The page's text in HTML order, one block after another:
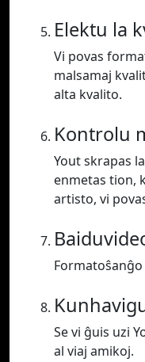
Elektu la
Vi povas
malsamaj
alta kvalito.
Kontrolu
Yout skrapas
enmetas tion,
artisto, vi
Se vi ĝuis uzi
al viaj amikoj.